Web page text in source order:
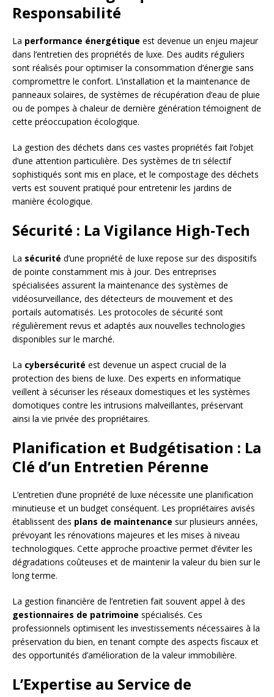
Responsabilité
La performance énergétique est devenue un enjeu majeur
dans l’entretien des propriétés de luxe. Des audits réguliers
sont réalisés pour optimiser la consommation d’énergie sans
compromettre le confort. L’installation et la maintenance de
panneaux solaires, de systèmes de récupération d’eau de pluie
ou de pompes à chaleur de dernière génération témoignent de
cette préoccupation écologique.
La gestion des déchets dans ces vastes propriétés fait l’objet
d’une attention particulière. Des systèmes de tri sélectif
sophistiqués sont mis en place, et le compostage des déchets
verts est souvent pratiqué pour entretenir les jardins de
manière écologique.
Sécurité : La Vigilance High-Tech
La sécurité d’une propriété de luxe repose sur des dispositifs
de pointe constamment mis à jour. Des entreprises
spécialisées assurent la maintenance des systèmes de
vidéosurveillance, des détecteurs de mouvement et des
portails automatisés. Les protocoles de sécurité sont
régulièrement revus et adaptés aux nouvelles technologies
disponibles sur le marché.
La cybersécurité est devenue un aspect crucial de la
protection des biens de luxe. Des experts en informatique
veillent à sécuriser les réseaux domestiques et les systèmes
domotiques contre les intrusions malveillantes, préservant
ainsi la vie privée des propriétaires.
Planification et Budgétisation : La
Clé d’un Entretien Pérenne
L’entretien d’une propriété de luxe nécessite une planification
minutieuse et un budget conséquent. Les propriétaires avisés
établissent des plans de maintenance sur plusieurs années,
prévoyant les rénovations majeures et les mises à niveau
technologiques. Cette approche proactive permet d’éviter les
dégradations coûteuses et de maintenir la valeur du bien sur le
long terme.
La gestion financière de l’entretien fait souvent appel à des
gestionnaires de patrimoine spécialisés. Ces
professionnels optimisent les investissements nécessaires à la
préservation du bien, en tenant compte des aspects fiscaux et
des opportunités d’amélioration de la valeur immobilière.
L’Expertise au Service de